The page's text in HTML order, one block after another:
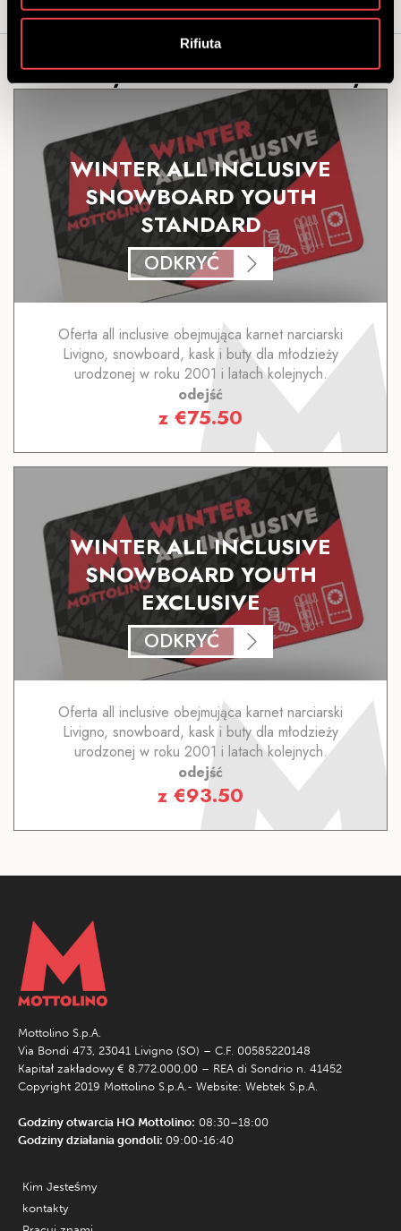
Rifiuta
Możesz być także zainteresowany...
WINTER ALL INCLUSIVE
SNOWBOARD YOUTH
STANDARD
ODKRYĆ
Oferta all inclusive obejmująca karnet narciarski
Livigno, snowboard, kask i buty dla młodzieży
urodzonej w roku 2001 i latach kolejnych.
odejść
z €75.50
WINTER ALL INCLUSIVE
SNOWBOARD YOUTH
EXCLUSIVE
ODKRYĆ
Oferta all inclusive obejmująca karnet narciarski
Livigno, snowboard, kask i buty dla młodzieży
urodzonej w roku 2001 i latach kolejnych.
odejść
z €93.50
Mottolino S.p.A.
Via Bondi 473, 23041 Livigno (SO) – C.F. 00585220148
Kapitał zakładowy € 8.772.000,00 – REA di Sondrio n. 41452
Copyright 2019 Mottolino S.p.A.- Website: Webtek S.p.A.
Godziny otwarcia HQ Mottolino: 08:30–18:00
Godziny działania gondoli: 09:00-16:40
Kim Jesteśmy
kontakty